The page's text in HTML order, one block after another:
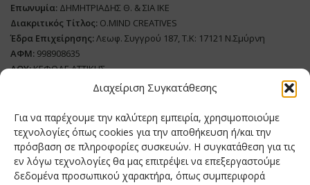
Διαχείριση Συγκατάθεσης
Για να παρέχουμε την καλύτερη εμπειρία, χρησιμοποιούμε
τεχνολογίες όπως cookies για την αποθήκευση ή/και την
πρόσβαση σε πληροφορίες συσκευών. Η συγκατάθεση για τις
εν λόγω τεχνολογίες θα μας επιτρέψει να επεξεργαστούμε
δεδομένα προσωπικού χαρακτήρα, όπως συμπεριφορά
Επωνυμία: ΔΗΜΗΤΡΙΑΔΗΣ Θ. & ΣΙΑ ΙΚΕ
Διακριτικός Τίτλος: O.MIND CREATIVES
Έδρα Επιχείρησης:Λεωφ. Συγγρού 187, Τ.Κ: 17121 Ν.Σμύρνη
ΑΦΜ: 998908635
ΔΟΥ:ΚΕΦΟΔΕ ΑΤΤΙΚΗΣ
Όνομα Ιδιοκτήτη και Νόμιμο Πρόσωπο: Θεόδωρος Δημητριάδης
Διευθυντής Σύνταξης:Ευθυμιάτου Μαίρη
Domain:grillmagazine.gr
Δικαιούχος Domain:Θεόδωρος Δημητριάδης
Διευθυντής:Θεόδωρος Δημητριάδης
Διαχειριστής:Θεόδωρος Δημητριάδης